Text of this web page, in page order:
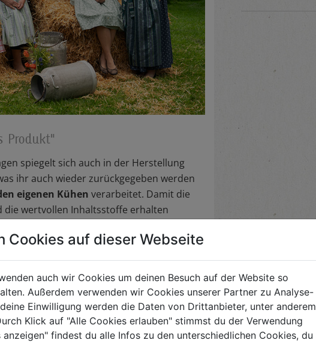
Produkt"
spiegelt sich auch in der Herstellung
ihr auch wieder zurückgegeben werden
eigenen Kühen verarbeitet. Damit die
die wertvollen Inhaltsstoffe erhalten
von Josef Mangelberger lautete
Produkt" und das spiegelt sich eindeutig
oder demSchlagobersim Glas ist die
bekannt. Der Bio-Frischkäse muss
Cookies auf dieser Webseite
auch wir Cookies um deinen Besuch auf der Website so
Außerdem verwenden wir Cookies unserer Partner zu Analyse-
Einwilligung werden die Daten von Drittanbieter, unter anderem
Klick auf "Alle Cookies erlauben" stimmst du der Verwendung
findest du alle Infos zu den unterschiedlichen Cookies, du